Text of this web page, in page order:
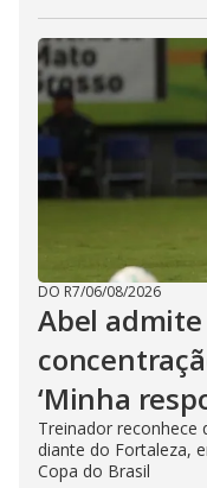
DO R7/06/08/2026
Abel
‘Minha
Treinador reconhece
diante do Fortaleza,
Copa do Brasil